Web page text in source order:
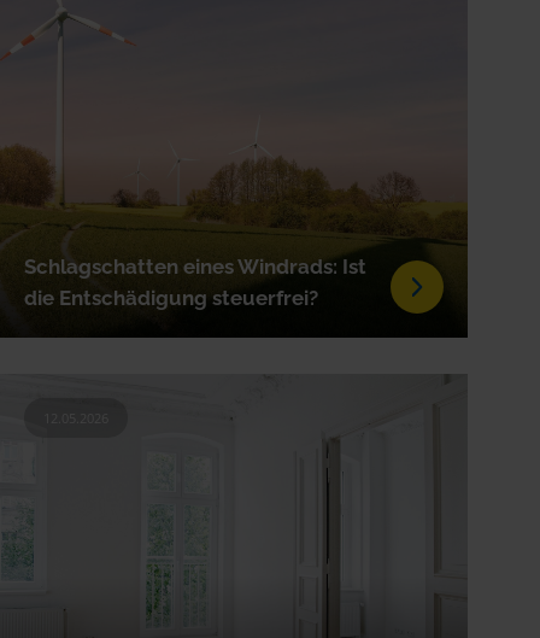
Schlagschatten eines Windrads: Ist
die Entschädigung steuerfrei?